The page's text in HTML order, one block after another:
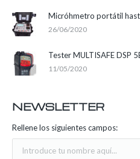
Micróhmetro portátil
26/06/2020
Tester MULTISAFE DSP
11/05/2020
NEWSLETTER
Rellene los siguientes campos: